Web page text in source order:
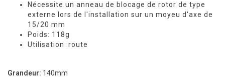
Nécessite un anneau de blocage de rotor de type
externe lors de l'installation sur un moyeu d'axe de
15/20 mm
Poids: 118g
Utilisation: route
Grandeur: 140mm